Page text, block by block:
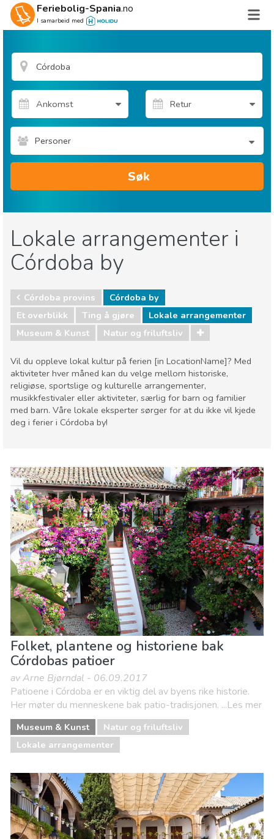
Feriebolig-Spania.no
I samarbeid med
Personer
Søk
Lokale arrangementer i
Córdoba by
Córdoba provins
Córdoba by
Et overblikk
Ting å gjøre
Lokale arrangementer
Museum & Kunst
Natur og friluftsliv
Vil du oppleve lokal kultur på ferien [in LocationName]? Med
aktiviteter hver måned kan du velge mellom historiske,
religiøse, sportslige og kulturelle arrangementer,
musikkfestivaler eller aktiviteter, særlig for barn og familier
med barn. Våre lokale eksperter sørger for at du ikke vil kjede
deg i ferier i Córdoba by!
Lokale arrangementer
Museum & Kunst
Natur og friluftsliv
Folket, plantene og historiene bak
Córdobas patioer
av Arne Bjørndal - 06.09.2017
Patioene i Córdoba er en viktig del av byens rike historie.
Her møter du menneskene bak patio-tradisjonen. ...Les mer
Museum & Kunst
Natur og friluftsliv
Lokale arrangementer